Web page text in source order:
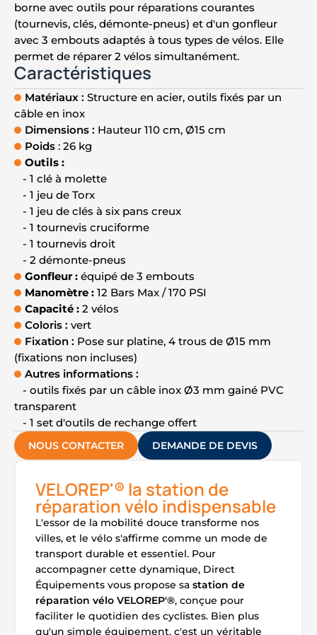
borne avec outils pour réparations courantes
(tournevis, clés, démonte-pneus) et d'un gonfleur
avec 3 embouts adaptés à tous types de vélos. Elle
permet de réparer 2 vélos simultanément.
Caractéristiques
Matériaux : Structure en acier, outils fixés par un
câble en inox
Dimensions : Hauteur 110 cm, Ø15 cm
Poids : 26 kg
Outils :
- 1 clé à molette
- 1 jeu de Torx
- 1 jeu de clés à six pans creux
- 1 tournevis cruciforme
- 1 tournevis droit
- 2 démonte-pneus
Gonfleur : équipé de 3 embouts
Manomètre : 12 Bars Max / 170 PSI
Capacité : 2 vélos
Coloris : vert
Fixation : Pose sur platine, 4 trous de Ø15 mm
(fixations non incluses)
Autres informations :
- outils fixés par un câble inox Ø3 mm gainé PVC
transparent
- 1 set d'outils de rechange offert
NOUS CONTACTER DEMANDE DE DEVIS
VELOREP'® la station de
réparation vélo indispensable
L'essor de la mobilité douce transforme nos
villes, et le vélo s'affirme comme un mode de
transport durable et essentiel. Pour
accompagner cette dynamique, Direct
Équipements vous propose sa station de
réparation vélo VELOREP'®, conçue pour
faciliter le quotidien des cyclistes. Bien plus
qu'un simple équipement, c'est un véritable